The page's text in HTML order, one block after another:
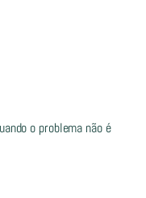
o problema não é